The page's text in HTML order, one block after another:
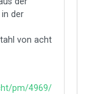
der
von acht
pm/4969/